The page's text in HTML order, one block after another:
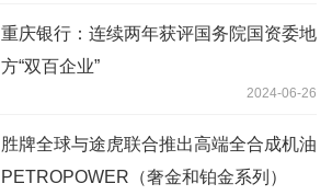
重庆银行：连续两年获评国务院国资委地
方“双百企业”
2024-06-26
胜牌全球与途虎联合推出高端全合成机油
PETROPOWER（奢金和铂金系列）